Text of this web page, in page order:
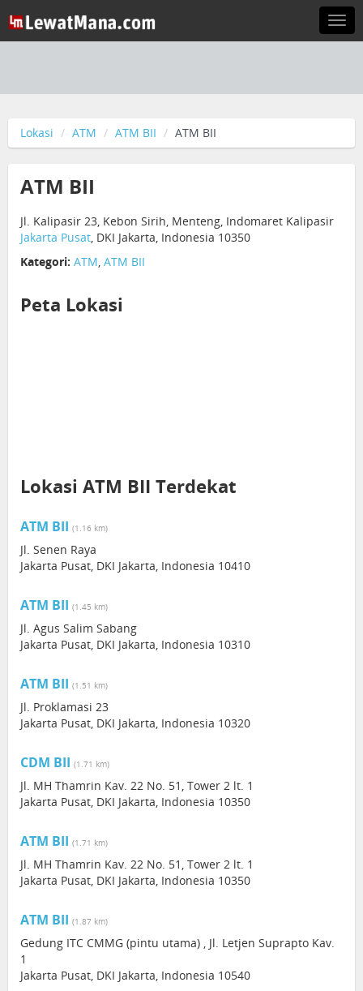
Lokasi ATM ATM BII ATM BII
ATM BII
Jl. Kalipasir 23, Kebon Sirih, Menteng, Indomaret Kalipasir
Jakarta Pusat, DKI Jakarta, Indonesia 10350
Kategori: ATM, ATM BII
Peta Lokasi
Lokasi ATM BII Terdekat
ATM BII (1.16 km)
Jl. Senen Raya
Jakarta Pusat, DKI Jakarta, Indonesia 10410
ATM BII (1.45 km)
Jl. Agus Salim Sabang
Jakarta Pusat, DKI Jakarta, Indonesia 10310
ATM BII (1.51 km)
Jl. Proklamasi 23
Jakarta Pusat, DKI Jakarta, Indonesia 10320
CDM BII (1.71 km)
Jl. MH Thamrin Kav. 22 No. 51, Tower 2 lt. 1
Jakarta Pusat, DKI Jakarta, Indonesia 10350
ATM BII (1.71 km)
Jl. MH Thamrin Kav. 22 No. 51, Tower 2 lt. 1
Jakarta Pusat, DKI Jakarta, Indonesia 10350
ATM BII (1.87 km)
Gedung ITC CMMG (pintu utama) , Jl. Letjen Suprapto Kav.
1
Jakarta Pusat, DKI Jakarta, Indonesia 10540